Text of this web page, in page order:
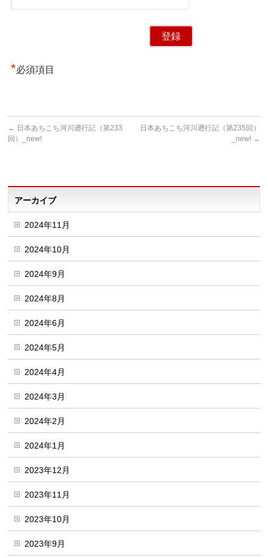
*必須項目
← 日本あちこち河川遡行記（第233
回）_new!
日本あちこち河川遡行記（第235回）
_new! →
アーカイブ
2024年11月
2024年10月
2024年9月
2024年8月
2024年6月
2024年5月
2024年4月
2024年3月
2024年2月
2024年1月
2023年12月
2023年11月
2023年10月
2023年9月